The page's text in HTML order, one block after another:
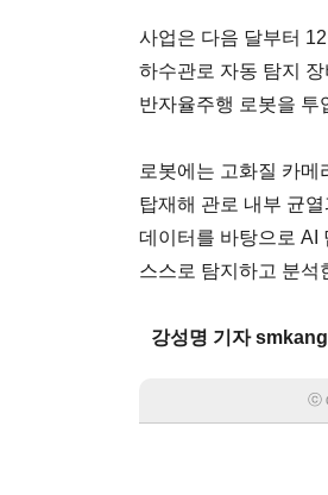
사업은 다음 달부터
하수관로 자동 탐지
반자율주행 로봇을 투
로봇에는 고화질 카메
탑재해 관로 내부 균
데이터를 바탕으로 AI
스스로 탐지하고 분석
강성명 기자
ⓒ